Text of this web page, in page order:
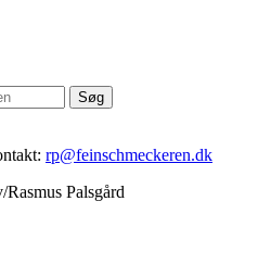
rp@feinschmeckeren.dk
Palsgård